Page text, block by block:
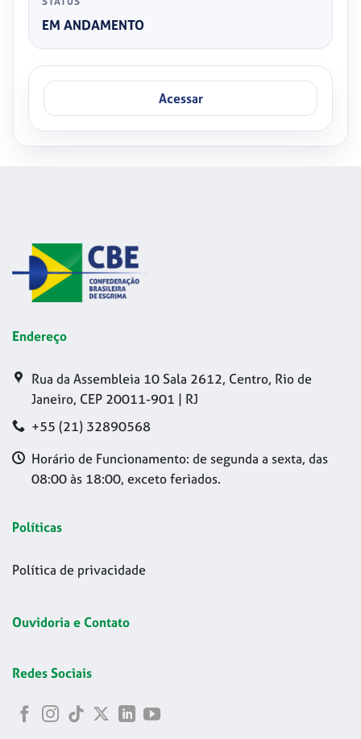
EM ANDAMENTO
Acessar
Endereço
Rua da Assembleia 10 Sala 2612, Centro, Rio de
Janeiro, CEP 20011-901 | RJ
+55 (21) 32890568
Horário de Funcionamento: de segunda a sexta, das
08:00 às 18:00, exceto feriados.
Políticas
Política de privacidade
Ouvidoria e Contato
Redes Sociais